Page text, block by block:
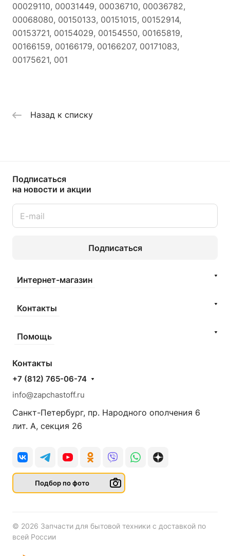
00029110, 00031449, 00036710, 00036782,
00068080, 00150133, 00151015, 00152914,
00153721, 00154029, 00154550, 00165819,
00166159, 00166179, 00166207, 00171083,
00175621, 001
Назад к списку
Подписаться
на новости и акции
Подписаться
Интернет-магазин
Контакты
Помощь
Контакты
+7 (812) 765-06-74
info@zapchastoff.ru
Санкт-Петербург, пр. Народного ополчения 6
лит. А, секция 26
Подбор по фото
© 2026 Запчасти для бытовой техники с доставкой по
всей России